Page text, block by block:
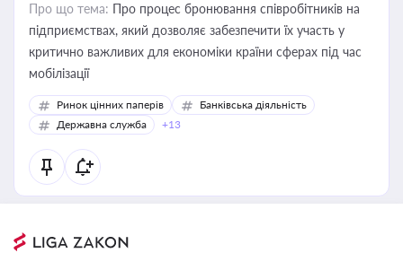
Про що тема: Про процес бронювання співробітників на
підприємствах, який дозволяє забезпечити їх участь у
критично важливих для економіки країни сферах під час
мобілізації
Ринок цінних паперів
Банківська діяльність
Державна служба
+13